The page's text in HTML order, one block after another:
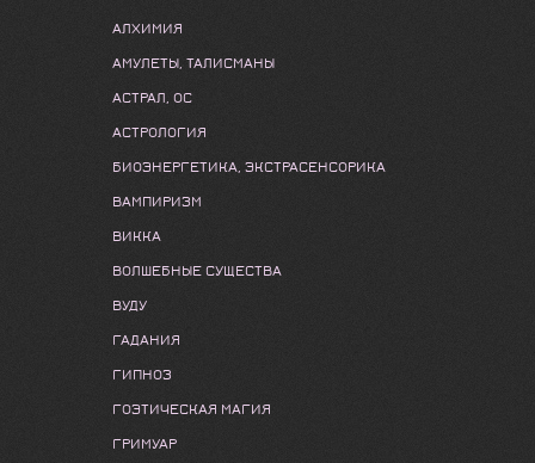
АЛХИМИЯ
АМУЛЕТЫ, ТАЛИСМАНЫ
АСТРАЛ, ОС
АСТРОЛОГИЯ
БИОЭНЕРГЕТИКА, ЭКСТРАСЕНСОРИКА
ВАМПИРИЗМ
ВИККА
ВОЛШЕБНЫЕ СУЩЕСТВА
ВУДУ
ГАДАНИЯ
ГИПНОЗ
ГОЭТИЧЕСКАЯ МАГИЯ
ГРИМУАР